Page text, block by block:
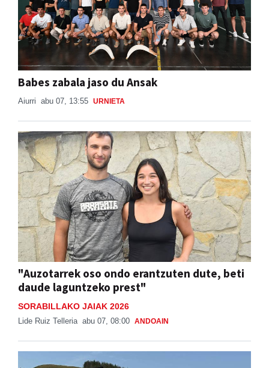
Babes zabala jaso du Ansak
Aiurri abu 07, 13:55 URNIETA
"Auzotarrek oso ondo erantzuten dute, beti
daude laguntzeko prest"
SORABILLAKO JAIAK 2026
Lide Ruiz Telleria abu 07, 08:00 ANDOAIN